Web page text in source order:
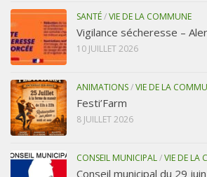
SANTÉ/VIE DE LA COMMUNE
Vigilance sécheresse –
10 JUILLET 2026
ANIMATIONS/VIE DE LA
Festi’Farm
8 JUILLET 2026
CONSEIL MUNICIPAL/VIE DE LA
Conseil municipal du 29